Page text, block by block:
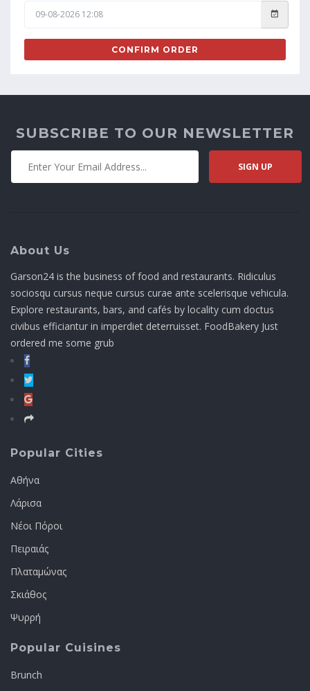
CONFIRM ORDER
SUBSCRIBE TO OUR NEWSLETTER
About Us
Garson24 is the business of food and restaurants. Ridiculus
sociosqu cursus neque cursus curae ante scelerisque vehicula.
Explore restaurants, bars, and cafés by locality cum doctus
civibus efficiantur in imperdiet deterruisset. FoodBakery Just
ordered me some grub
Popular Cities
Αθήνα
Λάρισα
Νέοι Πόροι
Πειραιάς
Πλαταμώνας
Σκιάθος
Ψυρρή
Popular Cuisines
Brunch